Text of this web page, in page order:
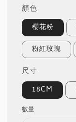
顏色
櫻花粉
粉紅玫瑰
尺寸
18CM
數量